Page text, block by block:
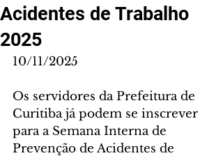
Acidentes de Trabalho
2025
10/11/2025
Os servidores da Prefeitura de
Curitiba já podem se inscrever
para a Semana Interna de
Prevenção de Acidentes de